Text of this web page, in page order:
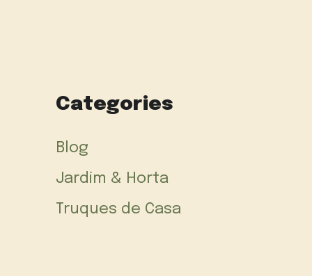
Categories
Blog
Jardim & Horta
Truques de Casa